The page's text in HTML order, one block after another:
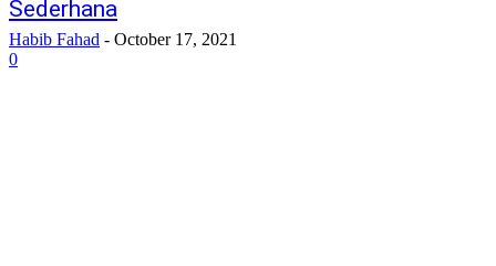
Sederhana
Habib Fahad - October 17, 2021
0